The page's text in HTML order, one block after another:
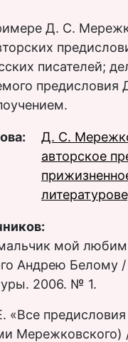
Д. С.
писателей;
Д. С.
авторское
мой
Андрею Белому /
2006. № 1.
«Все